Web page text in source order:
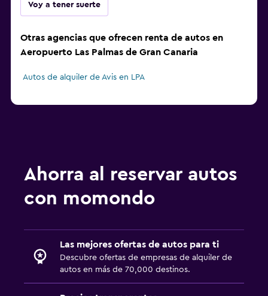
Voy a tener suerte
Otras agencias que ofrecen renta de autos en
Aeropuerto Las Palmas de Gran Canaria
Autos de alquiler de Avis en LPA
Ahorra al reservar autos
con momondo
Las mejores ofertas de autos para ti
Descubre ofertas de empresas de alquiler de
autos en más de 70,000 destinos.